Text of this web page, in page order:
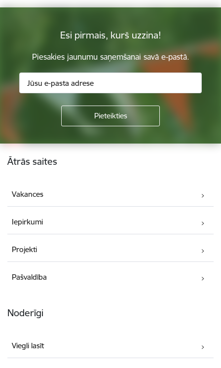
Esi pirmais, kurš uzzina!
Piesakies jaunumu saņemšanai savā e-pastā.
Kājene
Ātrās saites
Vakances
Iepirkumi
Projekti
Pašvaldība
Noderīgi
Viegli lasīt